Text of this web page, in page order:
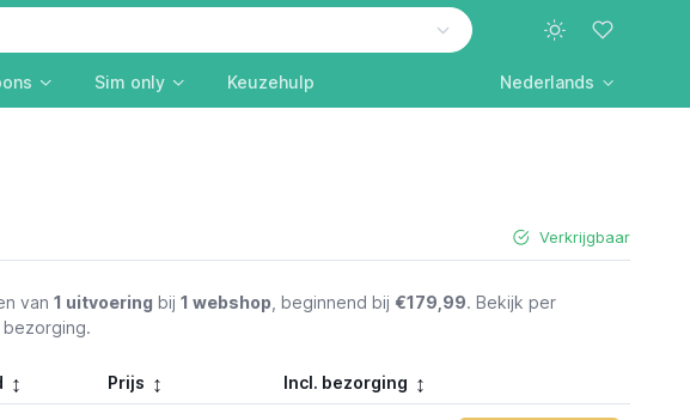
Sim only Keuzehulp Nederlands
Verkrijgbaar
van 1 uitvoering bij 1 webshop , beginnend bij €179,99. Bekijk per
Prijs Incl. bezorging